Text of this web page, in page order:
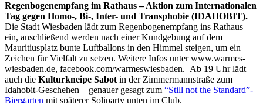
Regenbogenempfang im Rathaus – Aktion zum Internationalen
Tag gegen Homo-, Bi-, Inter- und Transphobie (IDAHOBIT).
Die Stadt Wiesbaden lädt zum Regenbogenempfang ins Rathaus
ein, anschließend werden nach einer Kundgebung auf dem
Mauritiusplatz bunte Luftballons in den Himmel steigen, um ein
Zeichen für Vielfalt zu setzen. Weitere Infos unter www.warmes-
wiesbaden.de, facebook.com/warmeswiesbaden. Ab 19 Uhr lädt
auch die Kulturkneipe Sabot in der Zimmermannstraße zum
Idahobit-Geschehen – genauer gesagt zum “Still not the Standard”-
Biergarten mit späterer Soliparty unten im Club.